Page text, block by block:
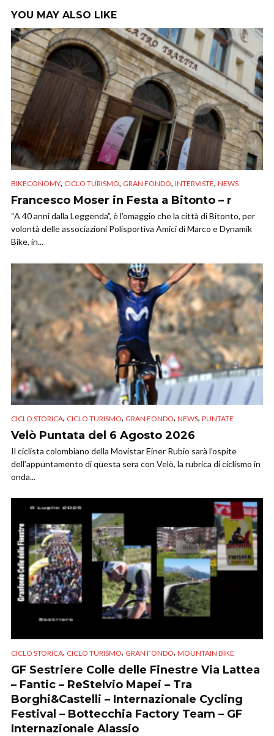
YOU MAY ALSO LIKE
BIKECONOMY, CICLO TURISMO, GRAN FONDO, INTERVISTE, NEWS
Francesco Moser in Festa a Bitonto – r
“A 40 anni dalla Leggenda”, è l’omaggio che la città di Bitonto, per
volontà delle associazioni Polisportiva Amici di Marco e Dynamik
Bike, in...
CICLO STORICA, CICLO TURISMO, GRAN FONDO, NEWS, PUNTATE
Velò Puntata del 6 Agosto 2026
Il ciclista colombiano della Movistar Einer Rubio sarà l’ospite
dell’appuntamento di questa sera con Velò, la rubrica di ciclismo in
onda...
CICLO STORICA, CICLO TURISMO, GRAN FONDO, MOUNTAIN BIKE
GF Sestriere Colle delle Finestre Via Lattea
– Fantic – ReStelvio Mapei – Tra
Borghi&Castelli – Internazionale Cycling
Festival – Bottecchia Factory Team – GF
Internazionale Alassio